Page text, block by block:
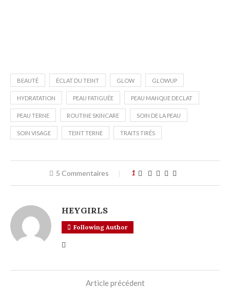
BEAUTÉ ÉCLAT DU TEINT GLOW GLOWUP
HYDRATATION PEAU FATIGUÉE PEAU MANQUE DECLAT
PEAU TERNE ROUTINE SKINCARE SOIN DE LA PEAU
SOIN VISAGE TEINT TERNE TRAITS TIRÉS
5 Commentaires 1
HEYGIRLS
Following Author
Article précédent